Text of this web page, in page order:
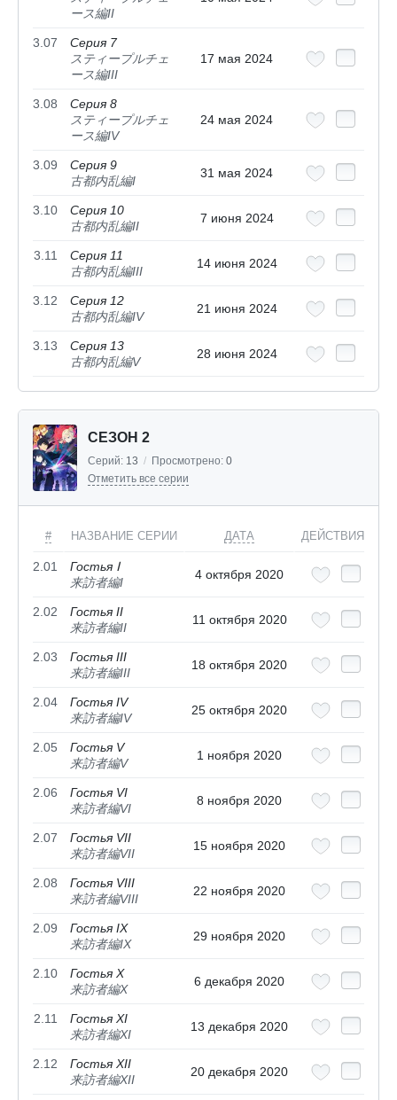
ース編II
3.07
Серия 7
スティープルチェ
ース編III
17 мая 2024
3.08
Серия 8
スティープルチェ
ース編IV
24 мая 2024
3.09
Серия 9
古都内乱編I
31 мая 2024
3.10
Серия 10
古都内乱編II
7 июня 2024
3.11
Серия 11
古都内乱編III
14 июня 2024
3.12
Серия 12
古都内乱編IV
21 июня 2024
3.13
Серия 13
古都内乱編V
28 июня 2024
СЕЗОН 2
Серий: 13 / Просмотрено: 0
Отметить все серии
# НАЗВАНИЕ СЕРИИ ДАТА ДЕЙСТВИЯ
2.01
Гостья Ⅰ
来訪者編I
4 октября 2020
2.02
Гостья II
来訪者編II
11 октября 2020
2.03
Гостья III
来訪者編III
18 октября 2020
2.04
Гостья IV
来訪者編IV
25 октября 2020
2.05
Гостья V
来訪者編V
1 ноября 2020
2.06
Гостья VI
来訪者編VI
8 ноября 2020
2.07
Гостья VII
来訪者編VII
15 ноября 2020
2.08
Гостья VIII
来訪者編VIII
22 ноября 2020
2.09
Гостья IX
来訪者編IX
29 ноября 2020
2.10
Гостья X
来訪者編X
6 декабря 2020
2.11
Гостья XI
来訪者編XI
13 декабря 2020
2.12
Гостья XII
来訪者編XII
20 декабря 2020